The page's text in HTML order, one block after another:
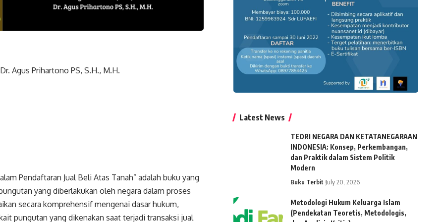
Agus Prihartono PS, S.H., M.H.
Pendaftaran Jual Beli Atas Tanah” adalah buku yang
yang diberlakukan oleh negara dalam proses
secara komprehensif mengenai dasar hukum,
pungutan yang dikenakan saat terjadi transaksi jual
Latest News
TEORI NEGARA DAN KETATANEGARAAN
INDONESIA: Konsep, Perkembangan,
dan Praktik dalam Sistem Politik
Modern
Buku Terbit July 20, 2026
Metodologi Hukum Keluarga Islam
(Pendekatan Teoretis, Metodologis,